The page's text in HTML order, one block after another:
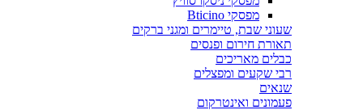
מפסקי Bticino
שעוני שבת, טיימרים ומגני ברקים
תאורת חירום ופנסים
כבלים מאריכים
רבי שקעים ומפצלים
שנאים
פעמונים ואינטרקום